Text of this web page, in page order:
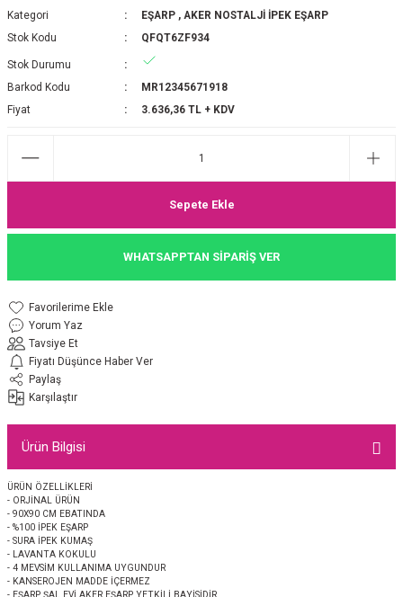
2025-2026 SONBAHAR KIŞ
JAKAR EŞARP
PAMUK EŞARP
İPEK EŞARP
EŞARP 2025-2026 SONBAHAR KIŞ
EŞARP
ŞAL
MEDİNE İPEĞİ ŞAL
İPEĞİ ŞAL
ŞAL
JAKAR ŞAL
İpek Koton Şal
Kategori
EŞARP , AKER NOSTALJİ İPEK EŞARP
Stok Kodu
QFQT6ZF934
Stok Durumu
Barkod Kodu
MR12345671918
Fiyat
3.636,36 TL + KDV
Sepete Ekle
WHATSAPPTAN SİPARİŞ VER
Yorum Yaz
Tavsiye Et
Fiyatı Düşünce Haber Ver
Paylaş
Karşılaştır
Ürün Bilgisi
ÜRÜN ÖZELLİKLERİ
- ORJİNAL ÜRÜN
- 90X90 CM EBATINDA
- %100 İPEK EŞARP
- SURA İPEK KUMAŞ
- LAVANTA KOKULU
- 4 MEVSİM KULLANIMA UYGUNDUR
- KANSEROJEN MADDE İÇERMEZ
- EŞARP ŞAL EVİ AKER EŞARP YETKİLİ BAYİSİDİR